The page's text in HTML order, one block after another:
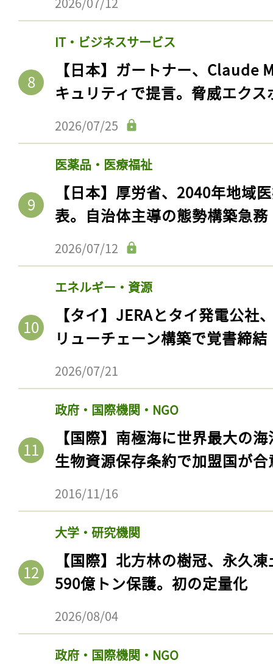
IT・ビジネスサービス
【日本】ガートナー、Claude
キュリティで提言。脅威エク
2026/07/25
医薬品・医療福祉
【日本】厚労省、2040年地域
表。自治体主導の態勢構築急務
2026/07/12
エネルギー・資源
【タイ】JERAとタイ発電公社
リューチェーン構築で覚書締結
2026/07/21
政府・国際機関・NGO
【国際】南極海に世界最大の
生物資源保存条約で加盟国が合
2016/11/16
大学・研究機関
【国際】北方林の樹冠、永久
590億トン保護。初の定量化
2026/08/04
政府・国際機関・NGO